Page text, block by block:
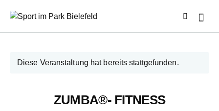
Diese Veranstaltung hat bereits stattgefunden.
ZUMBA®- FITNESS